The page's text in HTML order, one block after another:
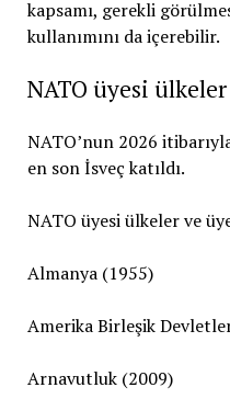
NATO üyesi
NATO’nun 2026
en son İsveç katıldı.
NATO üyesi ülkeler ve
Almanya (1955)
Amerika Birleşik
Arnavutluk (2009)